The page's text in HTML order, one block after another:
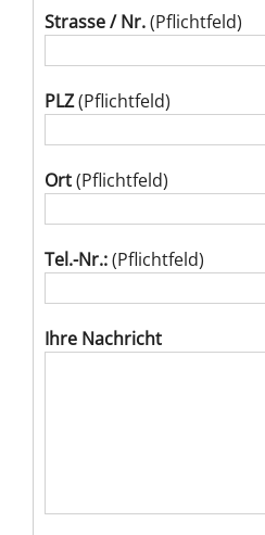
Strasse / Nr.(Pflichtfeld)
PLZ(Pflichtfeld)
Ort(Pflichtfeld)
Tel.-Nr.:(Pflichtfeld)
Ihre Nachricht